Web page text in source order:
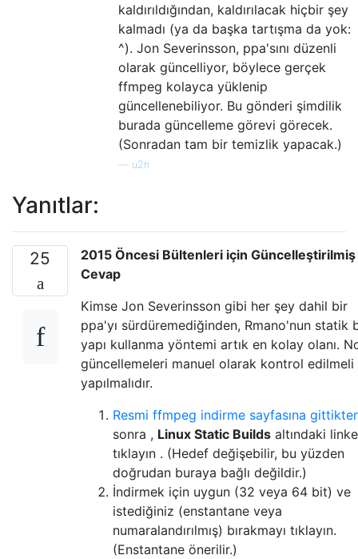
kaldırıldığından, kaldırılacak hiçbir şey
kalmadı (ya da başka tartışma da yok:
^). Jon Severinsson, ppa'sını düzenli
olarak güncelliyor, böylece gerçek
ffmpeg kolayca yüklenip
güncellenebiliyor. Bu gönderi şimdilik
burada güncelleme görevi görecek.
(Sonradan tam bir temizlik yapacak.)
u2n
Yanıtlar:
25
2015 Öncesi Bültenleri için Güncelleştirilmiş
Cevap
Kimse Jon Severinsson gibi her şey dahil bir
ppa'yı sürdüremediğinden, Rmano'nun statik
yapı kullanma yöntemi artık en kolay olanı.
güncellemeleri manuel olarak kontrol edilmeli
yapılmalıdır.
Resmi ffmpeg indirme sayfasına
sonra , Linux Static Builds altındaki linke
tıklayın . (Hedef değişebilir, bu yüzden
doğrudan buraya bağlı değildir.)
İndirmek için uygun (32 veya 64 bit) ve
istediğiniz (enstantane veya
numaralandırılmış) bırakmayı tıklayın.
(Enstantane önerilir.)